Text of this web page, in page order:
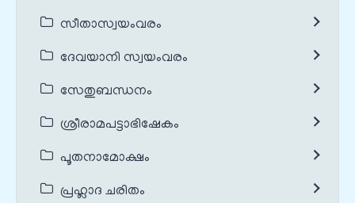
സീതാസ്വയംവരം
ദേവയാനി സ്വയംവരം
സേതുബന്ധനം
ശ്രീരാമപട്ടാഭിഷേകം
പൂതനാമോക്ഷം
പ്രഹ്ലാദ ചരിതം